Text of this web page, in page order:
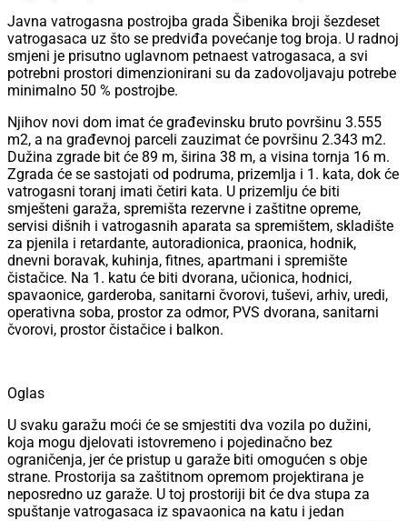
Javna vatrogasna postrojba grada Šibenika broji šezdeset
vatrogasaca uz što se predviđa povećanje tog broja. U radnoj
smjeni je prisutno uglavnom petnaest vatrogasaca, a svi
potrebni prostori dimenzionirani su da zadovoljavaju potrebe
minimalno 50 % postrojbe.
Njihov novi dom imat će građevinsku bruto površinu 3.555
m2, a na građevnoj parceli zauzimat će površinu 2.343 m2.
Dužina zgrade bit će 89 m, širina 38 m, a visina tornja 16 m.
Zgrada će se sastojati od podruma, prizemlja i 1. kata, dok će
vatrogasni toranj imati četiri kata. U prizemlju će biti
smješteni garaža, spremišta rezervne i zaštitne opreme,
servisi dišnih i vatrogasnih aparata sa spremištem, skladište
za pjenila i retardante, autoradionica, praonica, hodnik,
dnevni boravak, kuhinja, fitnes, apartmani i spremište
čistačice. Na 1. katu će biti dvorana, učionica, hodnici,
spavaonice, garderoba, sanitarni čvorovi, tuševi, arhiv, uredi,
operativna soba, prostor za odmor, PVS dvorana, sanitarni
čvorovi, prostor čistačice i balkon.
Oglas
U svaku garažu moći će se smjestiti dva vozila po dužini,
koja mogu djelovati istovremeno i pojedinačno bez
ograničenja, jer će pristup u garaže biti omogućen s obje
strane. Prostorija sa zaštitnom opremom projektirana je
neposredno uz garaže. U toj prostoriji bit će dva stupa za
spuštanje vatrogasaca iz spavaonica na katu i jedan